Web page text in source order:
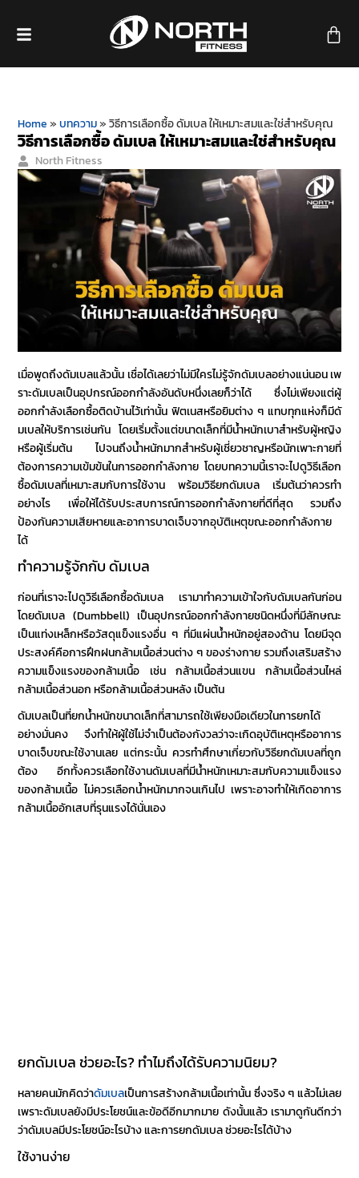
Home »บทความ»วิธีการเลือกซื้อ ดัมเบล ให้เหมาะสมและใช่สำหรับคุณ
วิธีการเลือกซื้อ ดัมเบล ให้เหมาะสมและใช่สำหรับคุณ
North Fitness
เมื่อพูดถึงดัมเบลแล้วนั้น เชื่อได้เลยว่าไม่มีใครไม่รู้จักดัมเบลอย่างแน่นอน เพ
ราะดัมเบลเป็นอุปกรณ์ออกกำลังอันดับหนึ่งเลยก็ว่าได้ ซึ่งไม่เพียงแต่ผู้
ออกกำลังเลือกซื้อติดบ้านไว้เท่านั้น ฟิตเนสหรือยิมต่าง ๆ แทบทุกแห่งก็มีดั
มเบลให้บริการเช่นกัน โดยเริ่มตั้งแต่ขนาดเล็กที่มีน้ำหนักเบาสำหรับผู้หญิง
หรือผู้เริ่มต้น ไปจนถึงน้ำหนักมากสำหรับผู้เชี่ยวชาญหรือนักเพาะกายที่
ต้องการความเข้มข้นในการออกกำลังกาย โดยบทความนี้เราจะไปดูวิธีเลือก
ซื้อดัมเบลที่เหมาะสมกับการใช้งาน พร้อมวิธียกดัมเบล เริ่มต้นว่าควรทำ
อย่างไร เพื่อให้ได้รับประสบการณ์การออกกำลังกายที่ดีที่สุด รวมถึง
ป้องกันความเสียหายและอาการบาดเจ็บจากอุบัติเหตุขณะออกกำลังกาย
ได้
ทำความรู้จักกับ ดัมเบล
ก่อนที่เราจะไปดูวิธีเลือกซื้อดัมเบล เรามาทำความเข้าใจกับดัมเบลกันก่อน
โดยดัมเบล (Dumbbell) เป็นอุปกรณ์ออกกำลังกายชนิดหนึ่งที่มีลักษณะ
เป็นแท่งเหล็กหรือวัสดุแข็งแรงอื่น ๆ ที่มีแผ่นน้ำหนักอยู่สองด้าน โดยมีจุด
ประสงค์คือการฝึกฝนกล้ามเนื้อส่วนต่าง ๆ ของร่างกาย รวมถึงเสริมสร้าง
ความแข็งแรงของกล้ามเนื้อ เช่น กล้ามเนื้อส่วนแขน กล้ามเนื้อส่วนไหล่
กล้ามเนื้อส่วนอก หรือกล้ามเนื้อส่วนหลัง เป็นต้น
ดัมเบลเป็นที่ยกน้ำหนักขนาดเล็กที่สามารถใช้เพียงมือเดียวในการยกได้
อย่างมั่นคง จึงทำให้ผู้ใช้ไม่จำเป็นต้องกังวลว่าจะเกิดอุบัติเหตุหรืออาการ
บาดเจ็บขณะใช้งานเลย แต่กระนั้น ควรทำศึกษาเกี่ยวกับวิธียกดัมเบลที่ถูก
ต้อง อีกทั้งควรเลือกใช้งานดัมเบลที่มีน้ำหนักเหมาะสมกับความแข็งแรง
ของกล้ามเนื้อ ไม่ควรเลือกน้ำหนักมากจนเกินไป เพราะอาจทำให้เกิดอาการ
กล้ามเนื้ออักเสบที่รุนแรงได้นั่นเอง
ยกดัมเบล ช่วยอะไร? ทำไมถึงได้รับความนิยม?
หลายคนมักคิดว่าดัมเบลเป็นการสร้างกล้ามเนื้อเท่านั้น ซึ่งจริง ๆ แล้วไม่เลย
เพราะดัมเบลยังมีประโยชน์และข้อดีอีกมากมาย ดังนั้นแล้ว เรามาดูกันดีกว่า
ว่าดัมเบลมีประโยชน์อะไรบ้าง และการยกดัมเบล ช่วยอะไรได้บ้าง
ใช้งานง่าย